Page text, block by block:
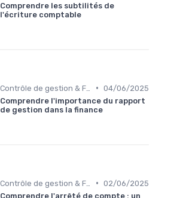
Comprendre les subtilités de
l'écriture comptable
• 04/06/2025
Comprendre l'importance du rapport
de gestion dans la finance
• 02/06/2025
Comprendre l'arrêté de compte : un